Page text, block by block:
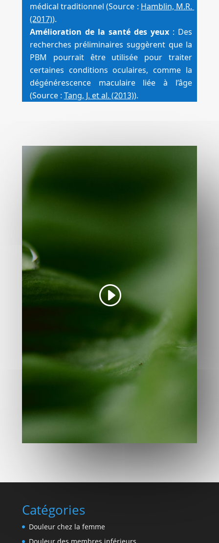
médical traditionnel (Source : Hamblin, M.R.
(2017)).
Amélioration de la santé des yeux : Des
recherches préliminaires suggèrent que la
PBM pourrait être utilisée pour traiter
certaines conditions oculaires, comme la
dégénérescence maculaire liée à l’âge
(Source : Tang, J. et al. (2013)).
Catégories
Douleur chez la femme